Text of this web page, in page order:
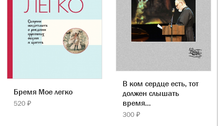
Бремя Мое легко
520 ₽
В ком сердце есть, тот
должен слышать
время…
300 ₽